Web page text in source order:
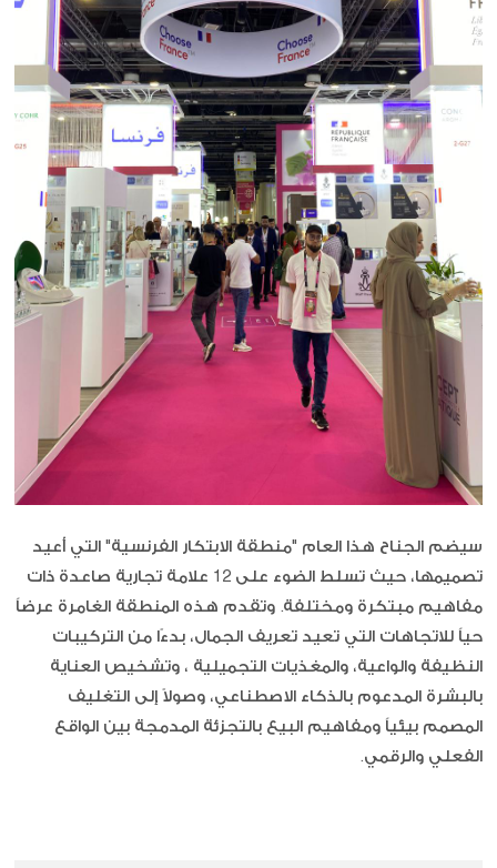
سيضم الجناح هذا العام "منطقة الابتكار الفرنسية" التي أعيد
تصميمها، حيث تسلط الضوء على 12 علامة تجارية صاعدة ذات
مفاهيم مبتكرة ومختلفة. وتقدم هذه المنطقة الغامرة عرضاً
حياً للاتجاهات التي تعيد تعريف الجمال، بدءًا من التركيبات
النظيفة والواعية، والمغذيات التجميلية ، وتشخيص العناية
بالبشرة المدعوم بالذكاء الاصطناعي، وصولاً إلى التغليف
المصمم بيئياً ومفاهيم البيع بالتجزئة المدمجة بين الواقع
الفعلي والرقمي.